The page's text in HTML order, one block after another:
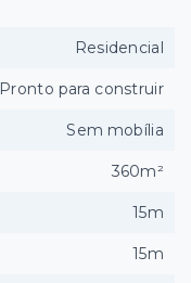
Residencial
Pronto para construir
Sem mobília
360m²
15m
15m